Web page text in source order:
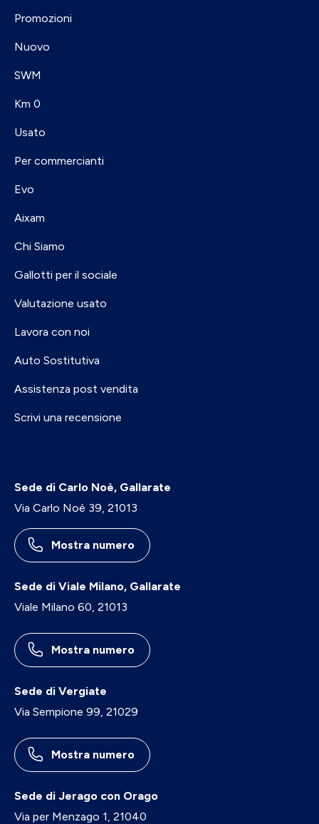
Promozioni
Nuovo
SWM
Km 0
Usato
Per commercianti
Evo
Aixam
Chi Siamo
Gallotti per il sociale
Valutazione usato
Lavora con noi
Auto Sostitutiva
Assistenza post vendita
Scrivi una recensione
Sede di Carlo Noè, Gallarate
Via Carlo Noè 39, 21013
Mostra numero
Sede di Viale Milano, Gallarate
Viale Milano 60, 21013
Mostra numero
Sede di Vergiate
Via Sempione 99, 21029
Mostra numero
Sede di Jerago con Orago
Via per Menzago 1, 21040